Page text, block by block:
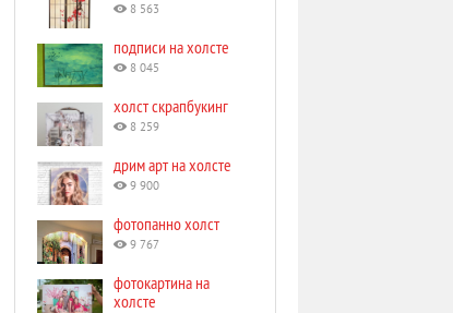
8 563
подписи на холсте
8 045
холст скрапбукинг
8 259
дрим арт на холсте
9 900
фотопанно холст
9 767
фотокартина на
холсте